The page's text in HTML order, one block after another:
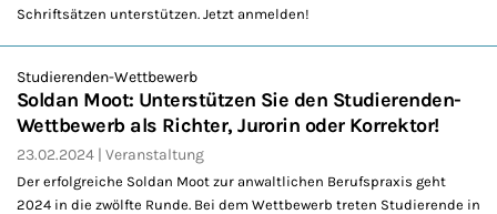
Schriftsätzen unterstützen. Jetzt anmelden!
Studierenden-Wettbewerb
Soldan Moot: Unterstützen Sie den Studierenden-
Wettbewerb als Richter, Jurorin oder Korrektor!
23.02.2024 Veranstaltung
Der erfolgreiche Soldan Moot zur anwaltlichen Berufspraxis geht
2024 in die zwölfte Runde. Bei dem Wettbewerb treten Studierende in